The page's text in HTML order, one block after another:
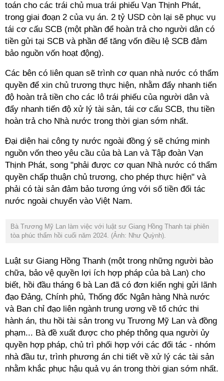
toán cho các trái chủ mua trái phiếu Vạn Thịnh Phát,
trong giai đoạn 2 của vụ án. 2 tỷ USD còn lại sẽ phục vụ
tái cơ cấu SCB (một phần để hoàn trả cho người dân có
tiền gửi tại SCB và phần để tăng vốn điều lệ SCB đảm
bảo nguồn vốn hoạt động).
Các bên có liên quan sẽ trình cơ quan nhà nước có thẩm
quyền để xin chủ trương thực hiện, nhằm đẩy nhanh tiến
độ hoàn trả tiền cho các lô trái phiếu của người dân và
đẩy nhanh tiến độ xử lý tài sản, tái cơ cấu SCB, thu tiền
hoàn trả cho Nhà nước trong thời gian sớm nhất.
Đại diện hai công ty nước ngoài đồng ý sẽ chứng minh
nguồn vốn theo yêu cầu của bà Lan và Tập đoàn Vạn
Thịnh Phát, song "phải được cơ quan Nhà nước có thẩm
quyền chấp thuận chủ trương, cho phép thực hiện" và
phải có tài sản đảm bảo tương ứng với số tiền đối tác
nước ngoài chuyển vào Việt Nam.
Bà Trương Mỹ Lan làm việc với luật sư Giang Hồng Thanh tại phiên
tòa phúc thẩm hồi cuối năm 2024. (Ảnh: Như Quỳnh).
Luật sư Giang Hồng Thanh (một trong những người bào
chữa, bảo vệ quyền lợi ích hợp pháp của bà Lan) cho
biết, hồi đầu tháng 6 bà Lan đã có đơn kiến nghị gửi lãnh
đạo Đảng, Chính phủ, Thống đốc Ngân hàng Nhà nước
và Ban chỉ đạo liên ngành trung ương về tổ chức thi
hành án, thu hồi tài sản trong vụ Trương Mỹ Lan và đồng
phạm... Bà đề xuất được cho phép thông qua người ủy
quyền hợp pháp, chủ trì phối hợp với các đối tác - nhóm
nhà đầu tư, trình phương án chi tiết về xử lý các tài sản
nhằm khắc phục hậu quả vụ án trong thời gian sớm nhất.